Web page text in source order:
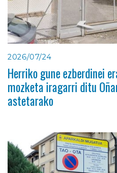
2026/07/24
Herriko gune ezberdinei
mozketa iragarri ditu
astetarako